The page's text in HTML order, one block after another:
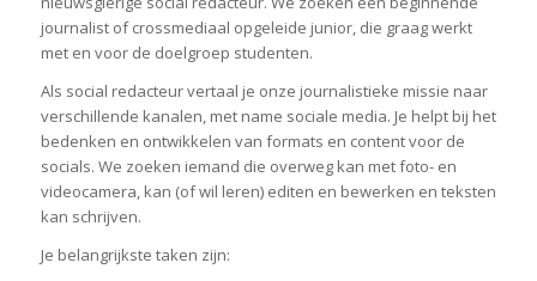
journalist of crossmediaal opgeleide junior, die graag werkt
met en voor de doelgroep studenten.
Als social redacteur vertaal je onze journalistieke missie naar
verschillende kanalen, met name sociale media. Je helpt bij het
bedenken en ontwikkelen van formats en content voor de
socials. We zoeken iemand die overweg kan met foto- en
videocamera, kan (of wil leren) editen en bewerken en teksten
kan schrijven.
Je belangrijkste taken zijn: